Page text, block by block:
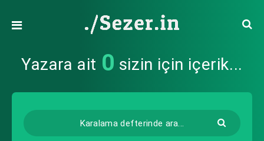
Yazara ait 0 sizin için içerik...